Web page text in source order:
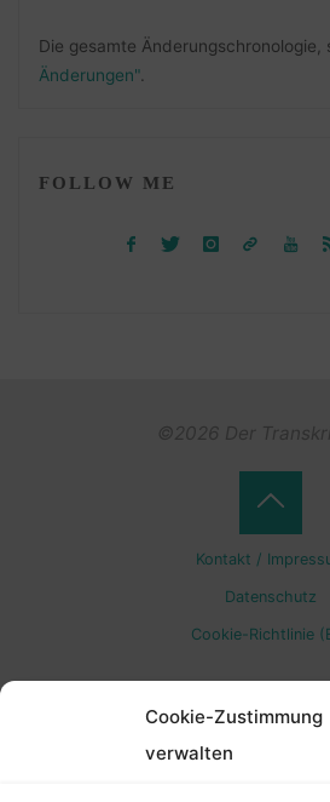
Cookie-Zustimmung
verwalten
Die gesamte Änderungschronologie,
Änderungen".
FOLLOW ME
©2026 Der
Kontakt /
Datenschutz
Cookie-Richtlinie
Back
to